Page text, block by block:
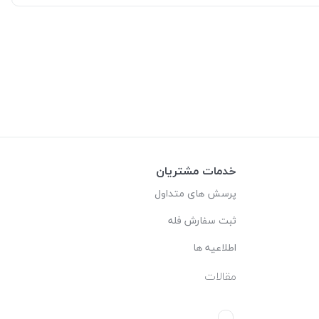
خدمات مشتریان
پرسش های متداول
ثبت سفارش فله
اطلاعیه ها
مقالات